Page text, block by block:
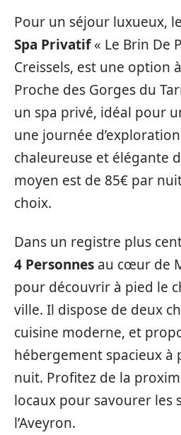
Pour un séjour luxueux, le
Spa Privatif« Le Brin De
Creissels, est une option
Proche des Gorges du
un spa privé, idéal pour
une journée
chaleureuse et élégante
moyen est de 85€ par
choix.
Dans un registre plus
4 Personnes au cœur de
pour découvrir à pied le
ville. Il dispose de deux
cuisine moderne, et
hébergement spacieux à
nuit. Profitez de la
locaux pour savourer les
l’Aveyron.